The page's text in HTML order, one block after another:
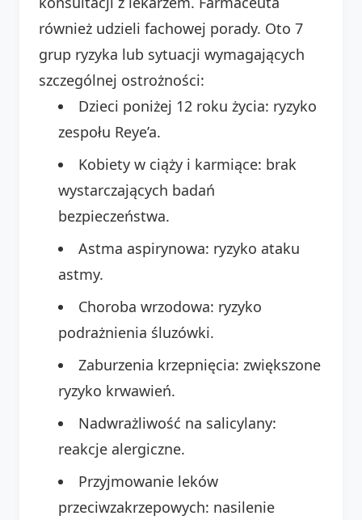
również udzieli fachowej porady. Oto 7
grup ryzyka lub sytuacji wymagających
szczególnej ostrożności:
Dzieci poniżej 12 roku życia: ryzyko
zespołu Reye’a.
Kobiety w ciąży i karmiące: brak
wystarczających badań
bezpieczeństwa.
Astma aspirynowa: ryzyko ataku
astmy.
Choroba wrzodowa: ryzyko
podrażnienia śluzówki.
Zaburzenia krzepnięcia: zwiększone
ryzyko krwawień.
Nadwrażliwość na salicylany:
reakcje alergiczne.
Przyjmowanie leków
przeciwzakrzepowych: nasilenie